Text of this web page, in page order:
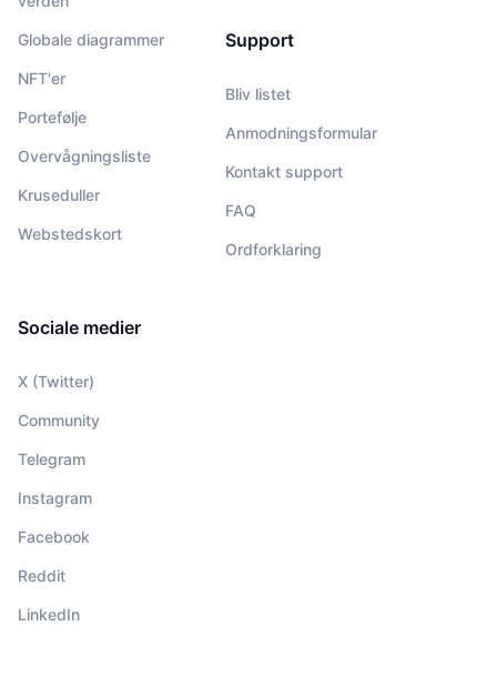
Globale diagrammer
NFT'er
Portefølje
Overvågningsliste
Kruseduller
Webstedskort
Support
Bliv listet
Anmodningsformular
Kontakt support
FAQ
Ordforklaring
Sociale medier
X (Twitter)
Community
Telegram
Instagram
Facebook
Reddit
LinkedIn